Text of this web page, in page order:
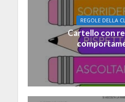
REGOLE DELLA
Cartello con